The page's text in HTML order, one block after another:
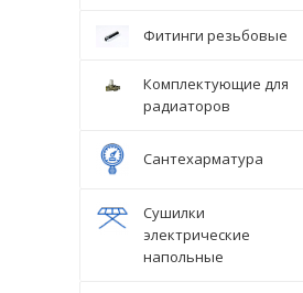
Фитинги резьбовые
Комплектующие для
радиаторов
Сантехарматура
Сушилки
электрические
напольные